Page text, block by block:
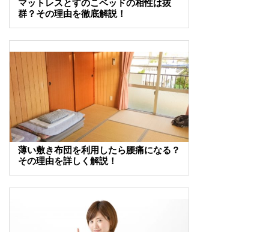
マットレスとすのこベッドの相性は抜
群？その理由を徹底解説！
薄い敷き布団を利用したら腰痛になる？
その理由を詳しく解説！